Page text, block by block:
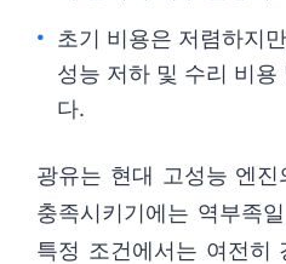
초기 비용은 저렴하지
성능 저하 및 수리 비용
다.
광유는 현대 고성능 엔
충족시키기에는 역부족
특정 조건에서는 여전히